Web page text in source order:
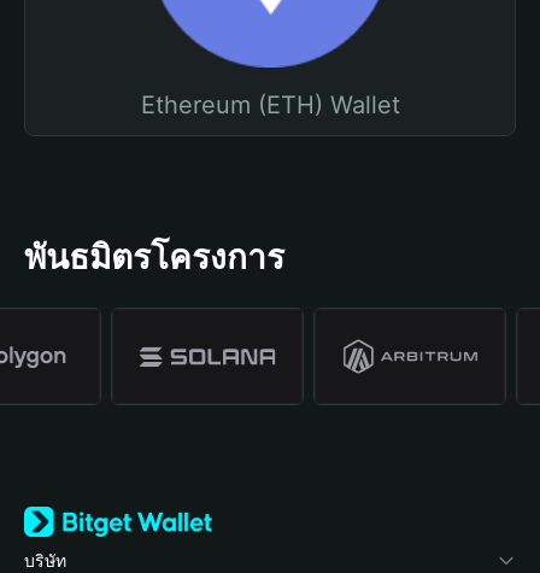
Ethereum (ETH) Wallet
พันธมิตรโครงการ
บริษัท